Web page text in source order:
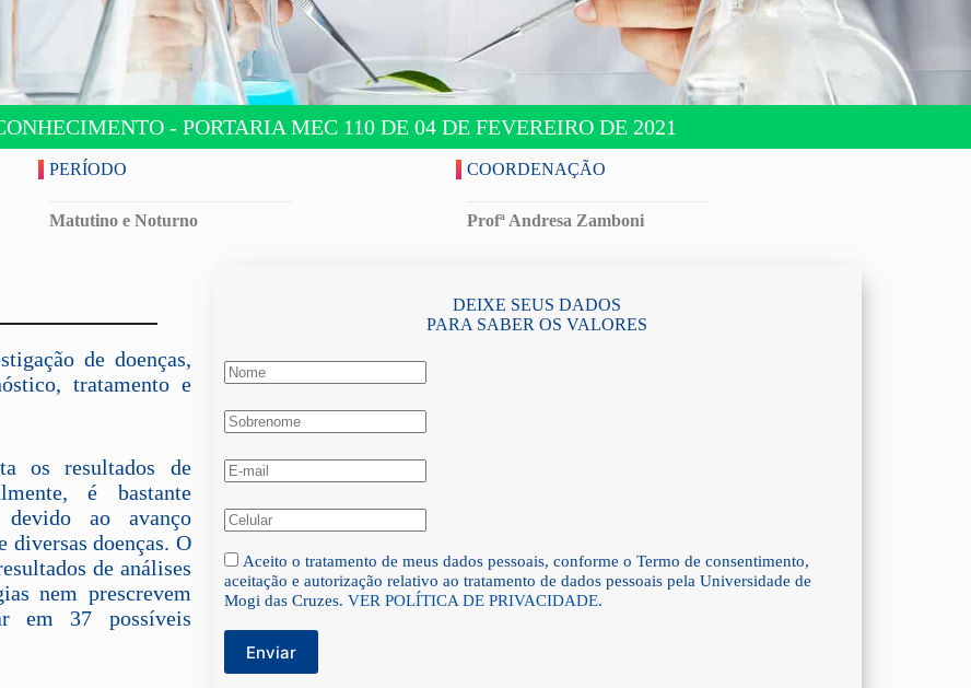
- PORTARIA MEC 110 DE 04 DE FEVEREIRO DE 2021
PERÍODO
Matutino e Noturno
COORDENAÇÃO
Profª Andresa Zamboni
de doenças,
tratamento e
os resultados de
é bastante
ao avanço
diversas doenças. O
de análises
nem prescrevem
em 37 possíveis
DEIXE SEUS DADOS
PARA SABER OS VALORES
Aceito o tratamento de meus dados pessoais, conforme o Termo de consentimento,
aceitação e autorização relativo ao tratamento de dados pessoais pela Universidade de
Mogi das Cruzes. VER POLÍTICA DE PRIVACIDADE.
Enviar